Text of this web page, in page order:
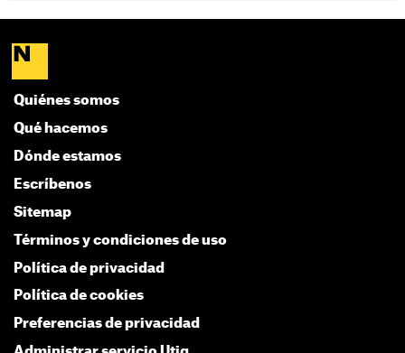
Quiénes somos
Qué hacemos
Dónde estamos
Escríbenos
Sitemap
Términos y condiciones de uso
Política de privacidad
Política de cookies
Preferencias de privacidad